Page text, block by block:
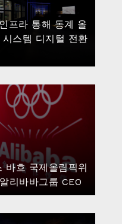
프라 통해 동계 올
스템 디지털 전환
바흐 국제올림픽위
리바바그룹 CEO